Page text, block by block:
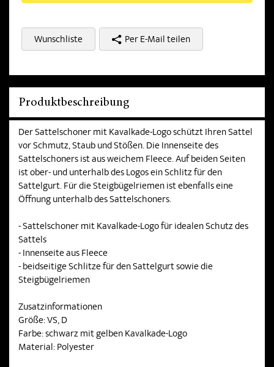
Wunschliste Per E-Mail teilen
Produktbeschreibung
Der Sattelschoner mit Kavalkade-Logo schützt Ihren Sattel
vor Schmutz, Staub und Stößen. Die Innenseite des
Sattelschoners ist aus weichem Fleece. Auf beiden Seiten
ist ober- und unterhalb des Logos ein Schlitz für den
Sattelgurt. Für die Steigbügelriemen ist ebenfalls eine
Öffnung unterhalb des Sattelschoners.
- Sattelschoner mit Kavalkade-Logo für idealen Schutz des
Sattels
- Innenseite aus Fleece
- beidseitige Schlitze für den Sattelgurt sowie die
Steigbügelriemen
Zusatzinformationen
Größe: VS, D
Farbe: schwarz mit gelben Kavalkade-Logo
Material: Polyester